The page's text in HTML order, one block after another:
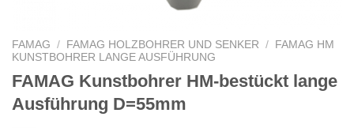
FAMAG / FAMAG HOLZBOHRER UND SENKER /
FAMAG HM
KUNSTBOHRER LANGE AUSFÜHRUNG
FAMAG Kunstbohrer HM-bestückt lange
Ausführung D=55mm